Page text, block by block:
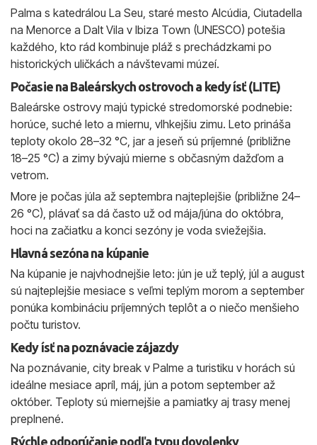
Palma s katedrálou La Seu, staré mesto Alcúdia, Ciutadella
na Menorce a Dalt Vila v Ibiza Town (UNESCO) potešia
každého, kto rád kombinuje pláž s prechádzkami po
historických uličkách a návštevami múzeí.
Počasie na Baleárskych ostrovoch a kedy ísť (LITE)
Baleárske ostrovy majú typické stredomorské podnebie:
horúce, suché leto a miernu, vlhkejšiu zimu. Leto prináša
teploty okolo 28–32 °C, jar a jeseň sú príjemné (približne
18–25 °C) a zimy bývajú mierne s občasným dažďom a
vetrom.
More je počas júla až septembra najteplejšie (približne 24–
26 °C), plávať sa dá často už od mája/júna do októbra,
hoci na začiatku a konci sezóny je voda sviežejšia.
Hlavná sezóna na kúpanie
Na kúpanie je najvhodnejšie leto: jún je už teplý, júl a august
sú najteplejšie mesiace s veľmi teplým morom a september
ponúka kombináciu príjemných teplôt a o niečo menšieho
počtu turistov.
Kedy ísť na poznávacie zájazdy
Na poznávanie, city break v Palme a turistiku v horách sú
ideálne mesiace apríl, máj, jún a potom september až
október. Teploty sú miernejšie a pamiatky aj trasy menej
preplnené.
Rýchle odporúčanie podľa typu dovolenky